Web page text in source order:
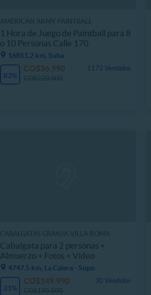
1 Hora de Juego de Paintball para 8
o 10 Personas Calle 170
16851.2 km, Suba
83%
1172 Vendidos
CO$36.990
Cabalgata para 2 personas +
Almuerzo + Fotos + Vídeo
4747.5 km, La Calera - Sopo
21%
30 Vendidos
CO$149.990